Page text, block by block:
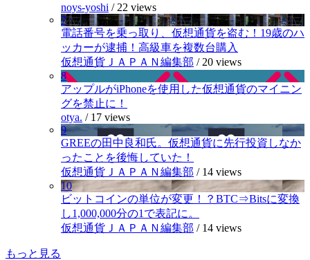
noys-yoshi / 22 views
7
電話番号を乗っ取り、仮想通貨を盗む！19歳のハ
ッカーが逮捕！高級車を複数台購入
仮想通貨ＪＡＰＡＮ編集部 / 20 views
8
アップルがiPhoneを使用した仮想通貨のマイニン
グを禁止に！
otya. / 17 views
9
GREEの田中良和氏。仮想通貨に先行投資しなか
ったことを後悔していた！
仮想通貨ＪＡＰＡＮ編集部 / 14 views
10
ビットコインの単位が変更！？BTC⇒Bitsに変換
し1,000,000分の1で表記に。
仮想通貨ＪＡＰＡＮ編集部 / 14 views
もっと見る